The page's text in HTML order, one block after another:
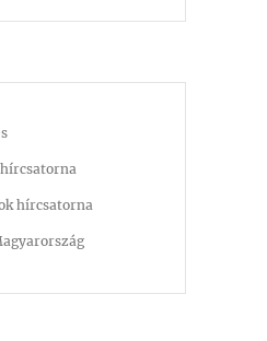
hírcsatorna